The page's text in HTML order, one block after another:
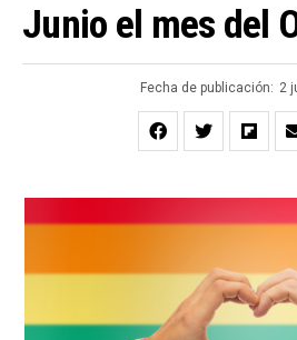
Junio el mes del
Fecha de publicación: 2